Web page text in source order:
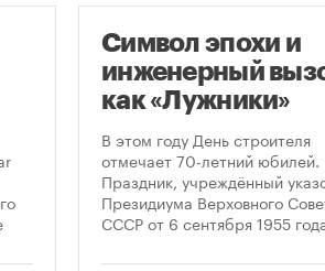
Символ эпохи и
инженерный
как «Лужники»
стали символом
Дня строителя
В этом году День строителя
отмечает 70-летний юбилей.
Праздник, учреждённый
Президиума Верховного
СССР от 6 сентября 1955
1956 года. И главным